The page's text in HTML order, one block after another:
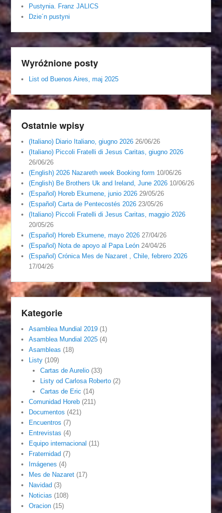
Pustynia. Franz JALICS
Dzie´n pustyni
Wyróżnione posty
List od Buenos Aires, maj 2025
Ostatnie wpisy
(Italiano) Diario Italiano, giugno 2026 26/06/26
(Italiano) Piccoli Fratelli di Jesus Caritas, giugno 2026
26/06/26
(English) 2026 Nazareth week Booking form 10/06/26
(English) Be Brothers Uk and Ireland, June 2026 10/06/26
(Español) Horeb Ekumene, junio 2026 29/05/26
(Español) Carta de Pentecostés 2026 23/05/26
(Italiano) Piccoli Fratelli di Jesus Caritas, maggio 2026
20/05/26
(Español) Horeb Ekumene, mayo 2026 27/04/26
(Español) Nota de apoyo al Papa León 24/04/26
(Español) Crónica Mes de Nazaret , Chile, febrero 2026
17/04/26
Kategorie
Asamblea Mundial 2019 (1)
Asamblea Mundial 2025 (4)
Asambleas (18)
Listy (109)
Cartas de Aurelio(33)
Listy od Carlosa Roberto(2)
Cartas de Eric (14)
Comunidad Horeb (211)
Documentos (421)
Encuentros (7)
Entrevistas (4)
Equipo internacional (11)
Fraternidad (7)
Imágenes (4)
Mes de Nazaret (17)
Navidad (3)
Noticias (108)
Oracion (15)